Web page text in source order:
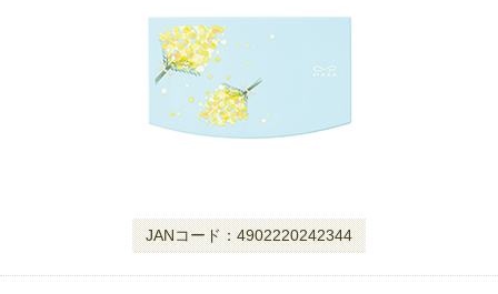
JANコード：4902220242344